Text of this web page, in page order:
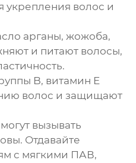
укрепления волос и
арганы, жожоба,
и питают волосы,
B, витамин E
волос и защищают
вызывать
Отдавайте
с мягкими ПАВ,